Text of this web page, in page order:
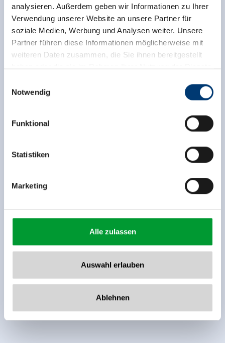
analysieren. Außerdem geben wir Informationen zu Ihrer
Verwendung unserer Website an unsere Partner für
soziale Medien, Werbung und Analysen weiter. Unsere
Partner führen diese Informationen möglicherweise mit
weiteren Daten zusammen, die Sie ihnen bereitgestellt
haben oder die sie im Rahmen Ihrer Nutzung der Dienste
Rohr 23// A-6280 Zell am Ziller
www.zillertalarena.com
Notwendig
Funktional
Statistiken
Marketing
Alle zulassen
Auswahl erlauben
Ablehnen